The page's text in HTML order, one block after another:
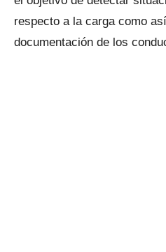
respecto a la carga como
documentación de los